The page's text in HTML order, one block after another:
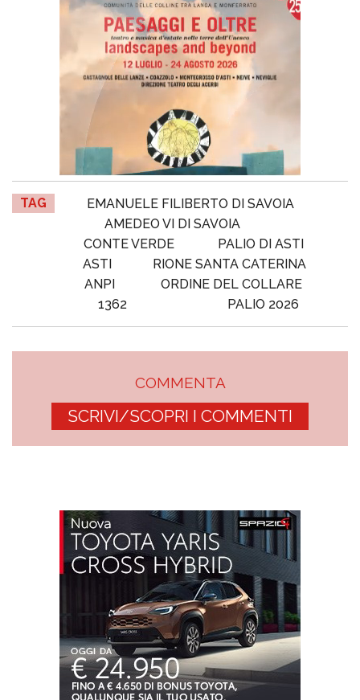
TAG
EMANUELE FILIBERTO DI SAVOIA
AMEDEO VI DI SAVOIA
CONTE VERDE
PALIO DI ASTI
ASTI
RIONE SANTA CATERINA
ANPI
ORDINE DEL COLLARE
1362
PALIO 2026
COMMENTA
SCRIVI/SCOPRI I COMMENTI